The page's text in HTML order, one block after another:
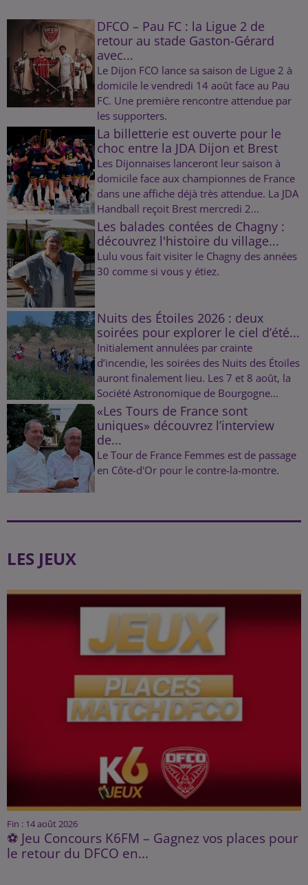
DFCO – Pau FC : la Ligue 2 de
retour au stade Gaston-Gérard
avec...
Le Dijon FCO lance sa saison de Ligue 2 à
domicile le vendredi 14 août face au Pau
FC. Une première rencontre attendue par
les supporters.
La billetterie est ouverte pour le
choc entre la JDA Dijon et Brest
Les Dijonnaises lanceront leur saison à
domicile face aux championnes de France
dans une affiche déjà très attendue. La JDA
Handball reçoit Brest mercredi 2...
Les balades contées de Chagny :
découvrez l'histoire du village...
Lulu vous fait visiter le Chagny des années
30 comme si vous y étiez.
Nuits des Étoiles 2026 : deux
soirées pour explorer le ciel d’été...
Initialement annulées par crainte
d’incendie, les soirées des Nuits des Étoiles
auront finalement lieu. Les 7 et 8 août, la
Société Astronomique de Bourgogne...
«Les Tours de France sont
uniques» découvrez l’interview
de...
Le Tour de France Femmes est de passage
en Côte-d'Or pour le contre-la-montre.
LES JEUX
Fin : 14 août 2026
⚽ Jeu Concours K6FM – Gagnez vos places pour
le retour du DFCO en...